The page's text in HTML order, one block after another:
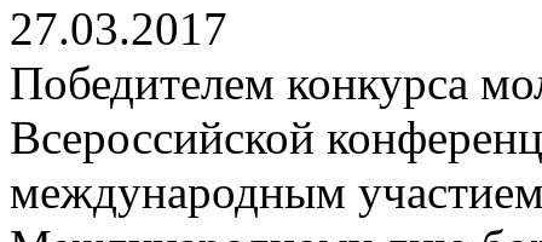
27.03.2017
Победителем конкурса
Всероссийской
международным